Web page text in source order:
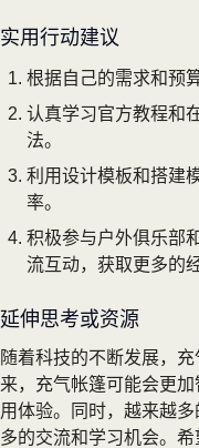
实用行动建议
根据自己的需求和预
认真学习官方教程和
法。
利用设计模板和搭建
率。
积极参与户外俱乐部
流互动，获取更多的
延伸思考或资源
随着科技的不断发展，
来，充气帐篷可能会更
用体验。同时，越来越
多的交流和学习机会。